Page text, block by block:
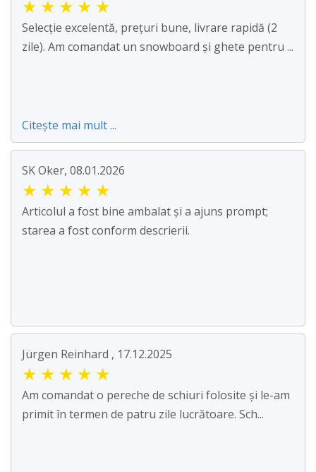
★ ★ ★ ★ ★
Selecție excelentă, prețuri bune, livrare rapidă (2
zile). Am comandat un snowboard și ghete pentru ...
Citește mai mult ...
SK Oker, 08.01.2026
★ ★ ★ ★ ★
Articolul a fost bine ambalat și a ajuns prompt;
starea a fost conform descrierii.
Jürgen Reinhard , 17.12.2025
★ ★ ★ ★ ★
Am comandat o pereche de schiuri folosite și le-am
primit în termen de patru zile lucrătoare. Sch...